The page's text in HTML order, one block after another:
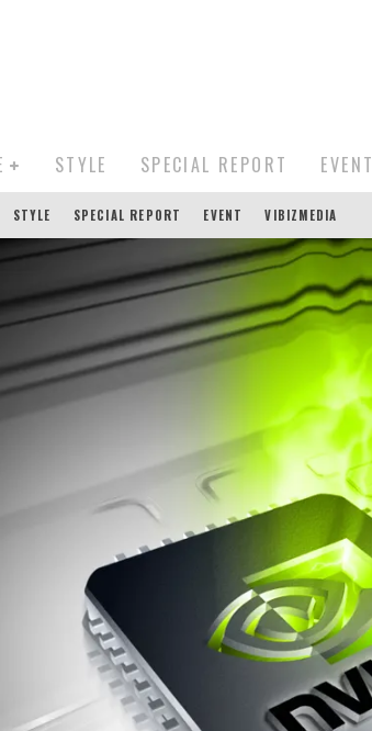
STYLE SPECIAL REPORT EVENT
STYLE SPECIAL REPORT EVENT VIBIZMEDIA